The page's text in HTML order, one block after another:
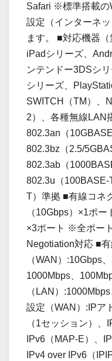
Safari ※標準搭載の
設定（インターネ
ます。 ■対応機器
iPadシリーズ、
ンテンドー3DSシ
シリーズ、
SWITCH（TM）、
2）、各種無線LAN
802.3an（
802.3bz（2.5/
802.3ab（
802.3u（
T）準拠 ■有線コネ
（10Gbps）×1ポー
×3ポート ※全ポー
Negotiation対応 ■
（WAN）:10Gbps
1000Mbps、
（LAN）
設定（WAN）:IPア
（1セッション）
IPv6（MAP-E）、
IPv4 over IPv6（